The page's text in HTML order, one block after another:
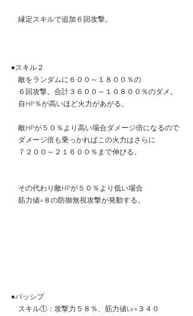
縁定スキルで追加６回攻撃。
●スキル２
敵をランダムに６００～１８００％の
６回攻撃。合計３６００～１０８００％のダメ。
自HP％が高いほど火力があがる。
敵HPが５０％より高い場合ダメージ倍になるので
ダメージ倍も乗っかればこの火力はさらに
７２００～２１６００％まで伸びる。
その代わり敵HPが５０％より低い場合
筋力値×８の防御無視攻撃が発動する。
●パッシブ
スキル①：攻撃力５８％、筋力値Lv×３４０